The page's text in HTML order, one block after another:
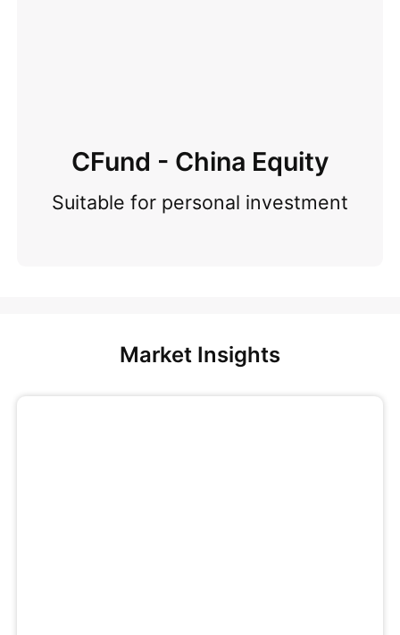
CFund - China Equity
Suitable for personal investment
Market Insights